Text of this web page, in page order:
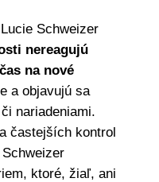
Schweizer
nereagujú
na nové
a objavujú sa
nariadeniami.
častejších kontrol
ktoré, žiaľ, ani